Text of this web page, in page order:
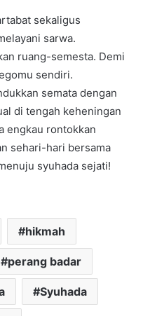
sekaligus
sarwa.
ruang-semesta. Demi
sendiri.
semata dengan
di tengah keheningan
engkau rontokkan
sehari-hari bersama
syuhada sejati!
hikmah
perang badar
Syuhada